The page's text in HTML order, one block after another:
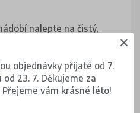
nalepte na čistý,
na oděvu na cedulku
na tištěné
cedulku nemá.
objednávky přijaté od 7.
23. 7. Děkujeme za
vám krásné léto!